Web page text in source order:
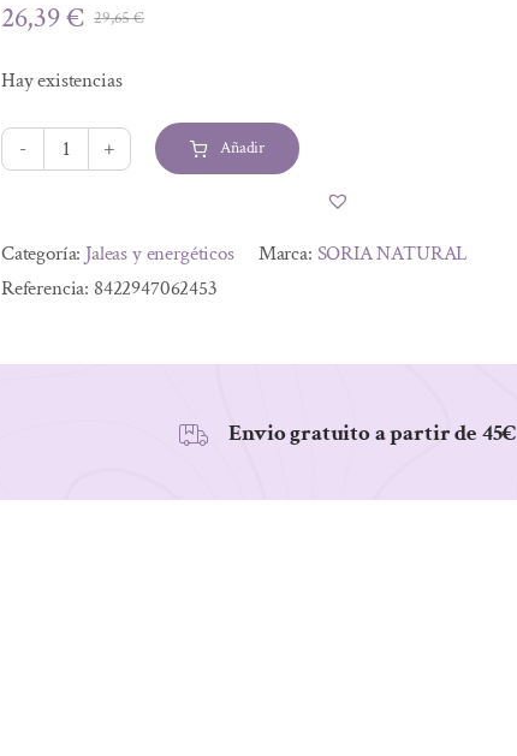
29,65€El
era:
29,65 €.
26,39€
El
es:
26,39 €.
Hay existencias
FOST
CON
GINSENG
VIALES
Añadir
Categoría: Jaleas y energéticos Marca: SORIA NATURAL
Referencia: 8422947062453
Envio gratuito a partir de 45€